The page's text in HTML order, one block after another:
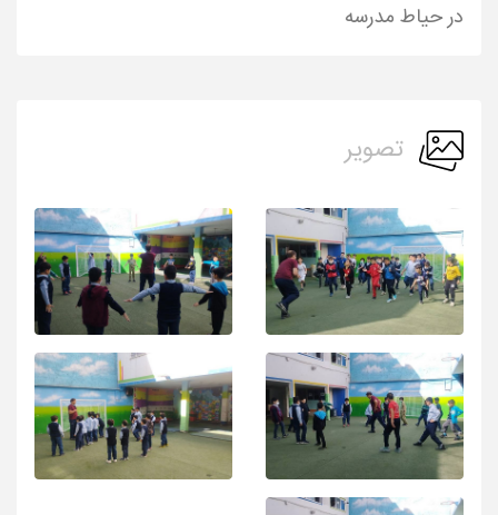
در حیاط مدرسه
تصویر